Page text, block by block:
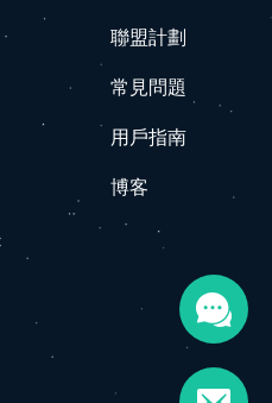
聯盟計劃
常見問題
用戶指南
博客